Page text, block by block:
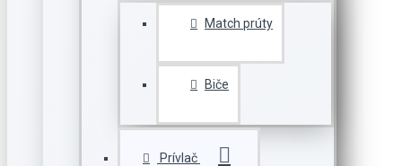
Match prúty
Biče
Prívlač